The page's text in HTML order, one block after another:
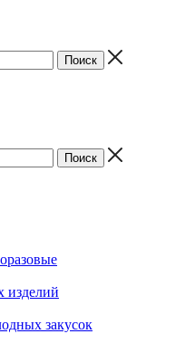
изделий
закусок